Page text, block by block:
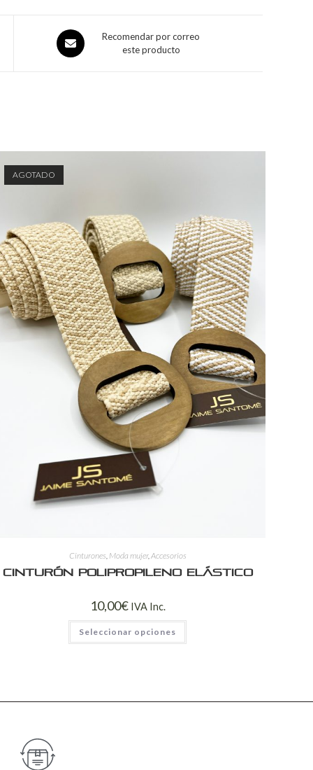
Recomendar por correo
este producto
AGOTADO
Cinturones Moda mujer, Accesorios
Cinturón polipropileno elástico
10,00€ IVA Inc.
Seleccionar opciones